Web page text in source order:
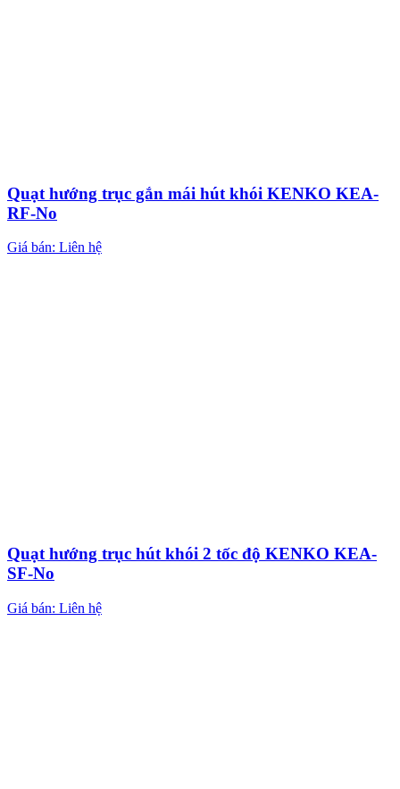
Quạt hướng trục gắn mái hút khói KENKO KEA-
RF-No
Giá bán: Liên hệ
Quạt hướng trục hút khói 2 tốc độ KENKO KEA-
SF-No
Giá bán: Liên hệ